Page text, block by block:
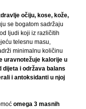
očiju, kose, kože,
se bogatom sadržaju
ljudi koji iz različitih
telesnu masu,
minimalnu količinu
uravnotežuje kalorije u
dijeta i održava balans
i antoksidanti u njoj
omega 3 masnih